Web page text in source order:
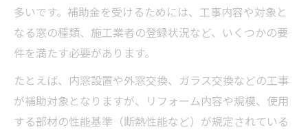
多いです。補助金を受けるためには、工事内容や対象と
なる窓の種類、施工業者の登録状況など、いくつかの要
件を満たす必要があります。
たとえば、内窓設置や外窓交換、ガラス交換などの工事
が補助対象となりますが、リフォーム内容や規模、使用
する部材の性能基準（断熱性能など）が規定されている